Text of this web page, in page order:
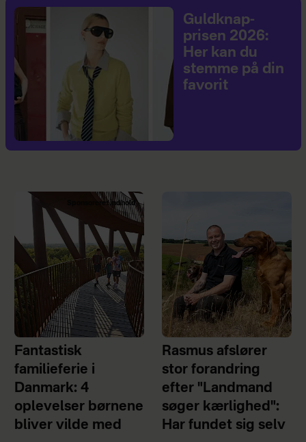
Guldknap-
prisen 2026:
Her kan du
stemme på din
favorit
Sponsoreret indhold
Fantastisk
familieferie i
Danmark: 4
oplevelser børnene
bliver vilde med
Rasmus afslører
stor forandring
efter "Landmand
søger kærlighed":
Har fundet sig selv